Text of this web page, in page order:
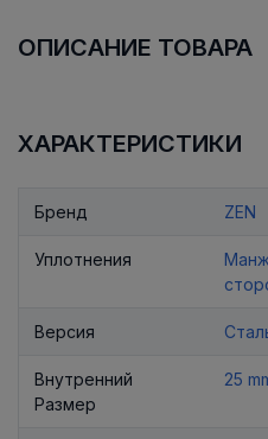
ОПИСАНИЕ ТОВАРА
ХАРАКТЕРИСТИКИ
Бренд ZEN
Уплотнения
Версия
Внутренний
Размер
25